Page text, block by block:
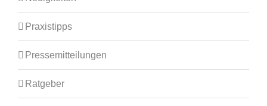
Praxistipps
Pressemitteilungen
Ratgeber